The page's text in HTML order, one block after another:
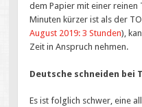
dem Papier mit einer reinen
Minuten kürzer ist als der
August 2019: 3 Stunden),
Zeit in Anspruch nehmen.
Deutsche schneiden bei
Es ist folglich schwer, eine